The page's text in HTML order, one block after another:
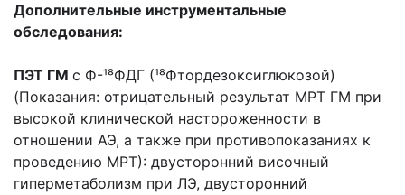
Дополнительные инструментальные
обследования:
ПЭТ ГМ с Ф-¹⁸ФДГ (¹⁸Фтордезоксиглюкозой)
(Показания: отрицательный результат МРТ ГМ при
высокой клинической настороженности в
отношении АЭ, а также при противопоказаниях к
проведению МРТ): двусторонний височный
гиперметаболизм при ЛЭ, двусторонний